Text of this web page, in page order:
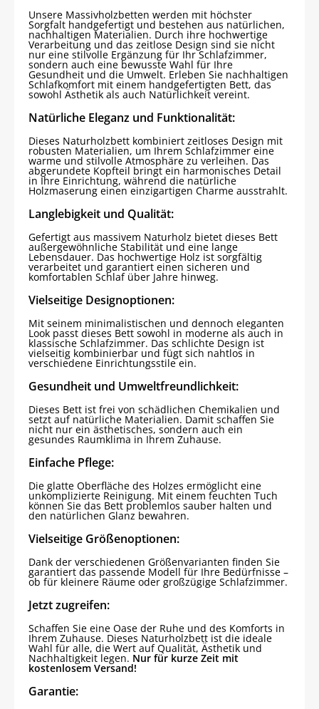
Unsere Massivholzbetten werden mit höchster
Sorgfalt handgefertigt und bestehen aus natürlichen,
nachhaltigen Materialien. Durch ihre hochwertige
Verarbeitung und das zeitlose Design sind sie nicht
nur eine stilvolle Ergänzung für Ihr Schlafzimmer,
sondern auch eine bewusste Wahl für Ihre
Gesundheit und die Umwelt. Erleben Sie nachhaltigen
Schlafkomfort mit einem handgefertigten Bett, das
sowohl Ästhetik als auch Natürlichkeit vereint.
Natürliche Eleganz und Funktionalität:
Dieses Naturholzbett kombiniert zeitloses Design mit
robusten Materialien, um Ihrem Schlafzimmer eine
warme und stilvolle Atmosphäre zu verleihen. Das
abgerundete Kopfteil bringt ein harmonisches Detail
in Ihre Einrichtung, während die natürliche
Holzmaserung einen einzigartigen Charme ausstrahlt.
Langlebigkeit und Qualität:
Gefertigt aus massivem Naturholz bietet dieses Bett
außergewöhnliche Stabilität und eine lange
Lebensdauer. Das hochwertige Holz ist sorgfältig
verarbeitet und garantiert einen sicheren und
komfortablen Schlaf über Jahre hinweg.
Vielseitige Designoptionen:
Mit seinem minimalistischen und dennoch eleganten
Look passt dieses Bett sowohl in moderne als auch in
klassische Schlafzimmer. Das schlichte Design ist
vielseitig kombinierbar und fügt sich nahtlos in
verschiedene Einrichtungsstile ein.
Gesundheit und Umweltfreundlichkeit:
Dieses Bett ist frei von schädlichen Chemikalien und
setzt auf natürliche Materialien. Damit schaffen Sie
nicht nur ein ästhetisches, sondern auch ein
gesundes Raumklima in Ihrem Zuhause.
Einfache Pflege:
Die glatte Oberfläche des Holzes ermöglicht eine
unkomplizierte Reinigung. Mit einem feuchten Tuch
können Sie das Bett problemlos sauber halten und
den natürlichen Glanz bewahren.
Vielseitige Größenoptionen:
Dank der verschiedenen Größenvarianten finden Sie
garantiert das passende Modell für Ihre Bedürfnisse –
ob für kleinere Räume oder großzügige Schlafzimmer.
Jetzt zugreifen:
Schaffen Sie eine Oase der Ruhe und des Komforts in
Ihrem Zuhause. Dieses Naturholzbett ist die ideale
Wahl für alle, die Wert auf Qualität, Ästhetik und
Nachhaltigkeit legen. Nur für kurze Zeit mit
kostenlosem Versand!
Garantie: